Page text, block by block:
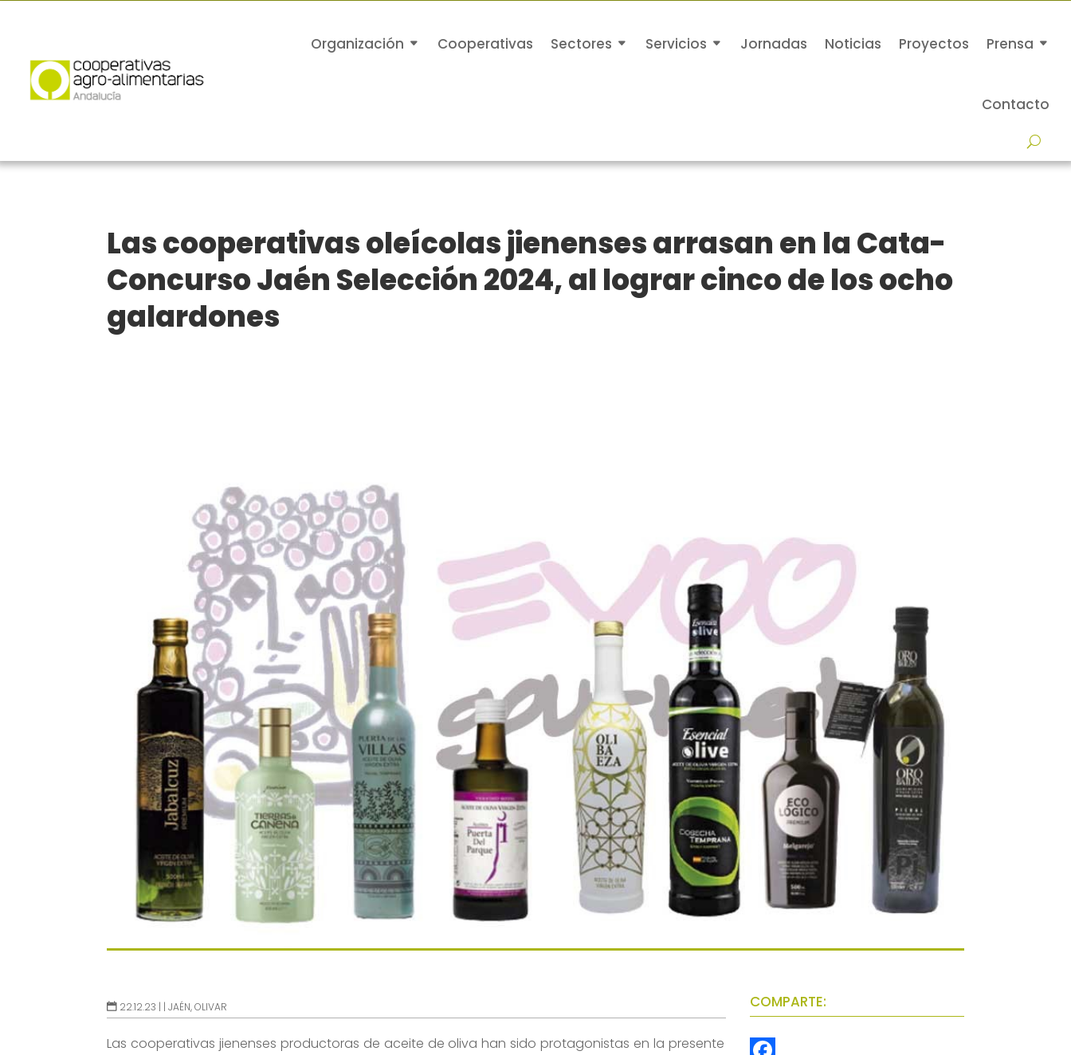
Organización Cooperativas Sectores Servicios Jornadas Noticias Proyectos Prensa
Contacto
Las cooperativas oleícolas jienenses arrasan en la Cata-
Concurso Jaén Selección 2024, al lograr cinco de los ocho
galardones
22.12.23 | |JAÉN,OLIVAR
Las cooperativas jienenses productoras de aceite de oliva han sido protagonistas en la presente
COMPARTE: